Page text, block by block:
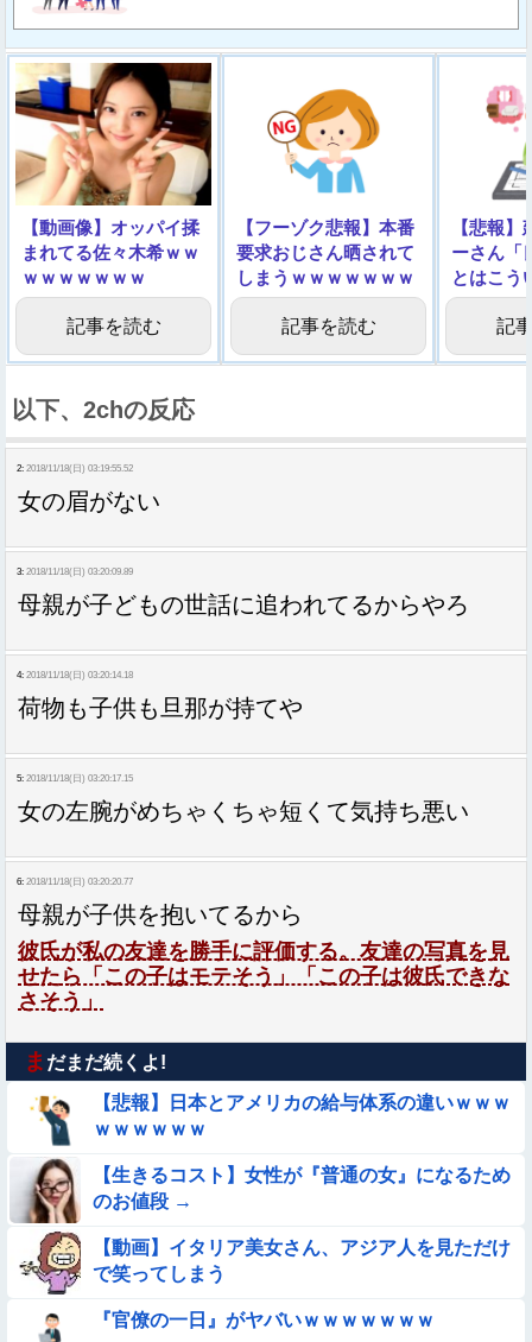
【動画像】オッパイ揉
まれてる佐々木希ｗｗ
ｗｗｗｗｗｗｗ
記事を読む
【フーゾク悲報】本番
要求おじさん晒されて
しまうｗｗｗｗｗｗｗ
ｗｗｗ
記事を読む
【悲報
ーさん「
とはこ
画像
記
以下、2chの反応
2: 2018/11/18(日) 03:19:55.52
女の眉がない
3: 2018/11/18(日) 03:20:09.89
母親が子どもの世話に追われてるからやろ
4: 2018/11/18(日) 03:20:14.18
荷物も子供も旦那が持てや
5: 2018/11/18(日) 03:20:17.15
女の左腕がめちゃくちゃ短くて気持ち悪い
6: 2018/11/18(日) 03:20:20.77
母親が子供を抱いてるから
彼氏が私の友達を勝手に評価する。友達の写真を見
せたら「この子はモテそう」「この子は彼氏できな
さそう」
ま だまだ続くよ!
【悲報】日本とアメリカの給与体系の違いｗｗｗ
ｗｗｗｗｗｗ
【生きるコスト】女性が『普通の女』になるため
のお値段 →
【動画】イタリア美女さん、アジア人を見ただけ
で笑ってしまう
『官僚の一日』がヤバいｗｗｗｗｗｗｗ